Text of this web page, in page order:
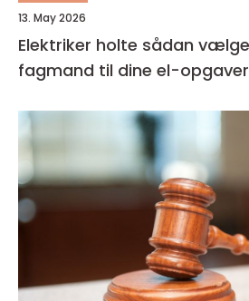
13. May 2026
Elektriker holte sådan vælger du den rette
fagmand til dine el-opgaver